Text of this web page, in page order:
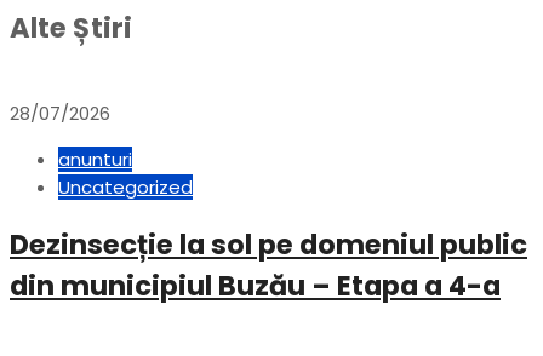
Alte Știri
28/07/2026
anunturi
Uncategorized
Dezinsecție la sol pe domeniul public
din municipiul Buzău – Etapa a 4-a